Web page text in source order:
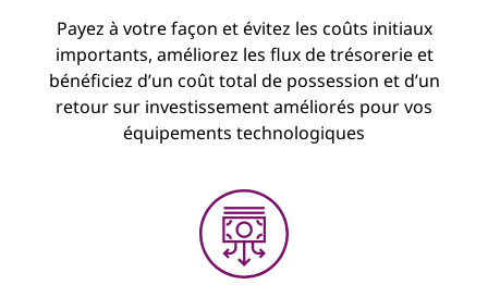
fixes et récurrents pour les technologies que
vous utilisez
Minimisez les sorties de fonds initiales
Optimisez les flux de trésorerie
Pay-as-a-Service
Financement flexible pour augmenter, réduire
ou interrompre l’utilisation
Approche cloud pour payer en fonction de
Suspendez le paiement en fonction d’un
pourcentage d’appareils
Mise au rebut durable incluse
Payez à votre façon et évitez les coûts initiaux
importants, améliorez les flux de trésorerie et
bénéficiez d’un coût total de possession et d’un
retour sur investissement améliorés pour vos
équipements technologiques